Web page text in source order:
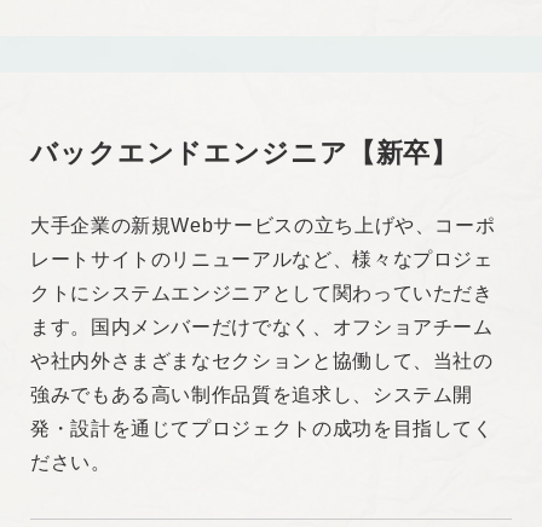
求める人物像
る方
・自責思考で考え、チームでの成果や成長を目指せ
る方
・プロジェクトメンバーとコミュニケーションを取
り協働して制作に当たれる方
・成長意欲が高く、様々なプロジェクトに関わりた
い方
雇用形態
バックエンドエンジニア【新卒】
大手企業の新規Webサービスの立ち上げや、コーポ
レートサイトのリニューアルなど、様々なプロジェ
クトにシステムエンジニアとして関わっていただき
ます。国内メンバーだけでなく、オフショアチーム
や社内外さまざまなセクションと協働して、当社の
強みでもある高い制作品質を追求し、システム開
発・設計を通じてプロジェクトの成功を目指してく
ださい。